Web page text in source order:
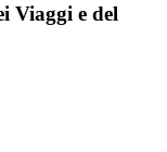
Viaggi e del